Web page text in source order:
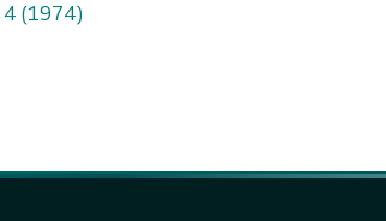
4 (1974)